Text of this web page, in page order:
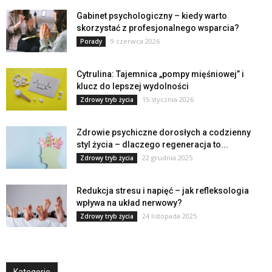
Gabinet psychologiczny – kiedy warto
skorzystać z profesjonalnego wsparcia?
Porady 9 czerwca 2026
Cytrulina: Tajemnica „pompy mięśniowej” i
klucz do lepszej wydolności
Zdrowy tryb życia 15 stycznia 2026
Zdrowie psychiczne dorosłych a codzienny
styl życia – dlaczego regeneracja to...
Zdrowy tryb życia 22 grudnia 2025
Redukcja stresu i napięć – jak refleksologia
wpływa na układ nerwowy?
Zdrowy tryb życia 24 listopada 2025